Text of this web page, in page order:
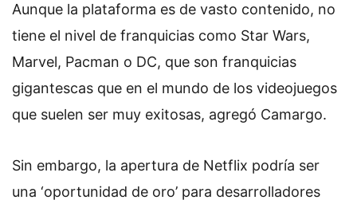
Aunque la plataforma es de vasto contenido, no
tiene el nivel de franquicias como Star Wars,
Marvel, Pacman o DC, que son franquicias
gigantescas que en el mundo de los videojuegos
que suelen ser muy exitosas, agregó Camargo.
Sin embargo, la apertura de Netflix podría ser
una ‘oportunidad de oro’ para desarrolladores